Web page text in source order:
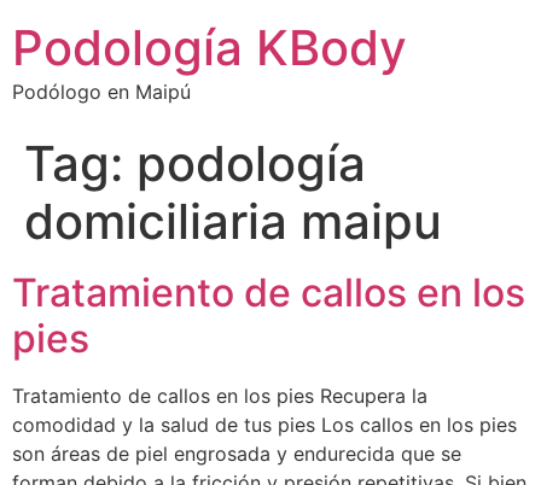
Podología KBody
Podólogo en Maipú
Tag: podología
domiciliaria maipu
Tratamiento de callos en los
pies
Tratamiento de callos en los pies Recupera la
comodidad y la salud de tus pies Los callos en los pies
son áreas de piel engrosada y endurecida que se